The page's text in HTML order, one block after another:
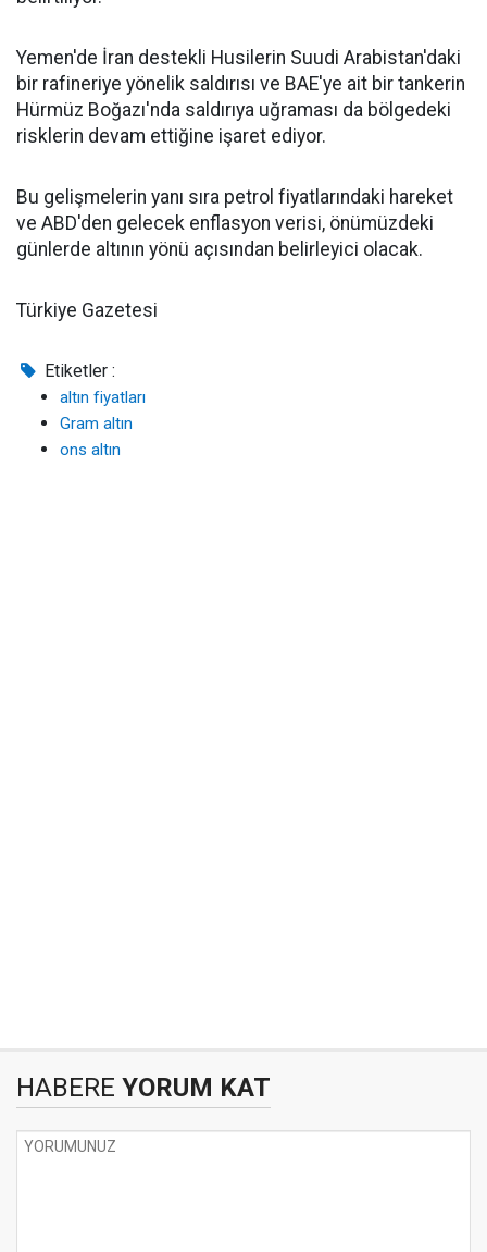
Yemen'de İran destekli Husilerin Suudi Arabistan'daki
bir rafineriye yönelik saldırısı ve BAE'ye ait bir tankerin
Hürmüz Boğazı'nda saldırıya uğraması da bölgedeki
risklerin devam ettiğine işaret ediyor.
Bu gelişmelerin yanı sıra petrol fiyatlarındaki hareket
ve ABD'den gelecek enflasyon verisi, önümüzdeki
günlerde altının yönü açısından belirleyici olacak.
Türkiye Gazetesi
Etiketler :
altın fiyatları
Gram altın
ons altın
HABERE YORUM KAT